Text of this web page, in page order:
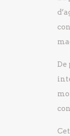
De